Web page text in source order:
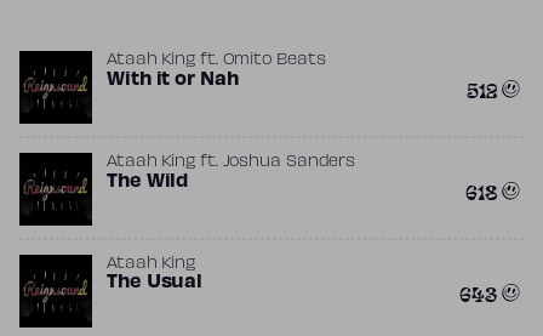
Ataah King ft. Omito Beats
With it or Nah 512
Ataah King ft. Joshua Sanders
The Wild 618
Ataah King
The Usual 643